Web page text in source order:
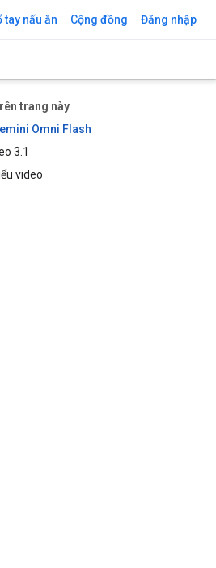
tay nấu ăn Cộng đồng Đăng nhập
trang này
Omni Flash
3.1
video